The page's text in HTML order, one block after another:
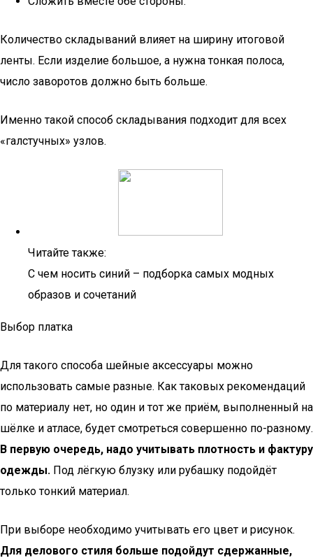
Количество складываний влияет на ширину итоговой
ленты. Если изделие большое, а нужна тонкая полоса,
число заворотов должно быть больше.
Именно такой способ складывания подходит для всех
«галстучных» узлов.
Читайте также:
С чем носить синий – подборка самых модных
образов и сочетаний
Выбор платка
Для такого способа шейные аксессуары можно
использовать самые разные. Как таковых рекомендаций
по материалу нет, но один и тот же приём, выполненный на
шёлке и атласе, будет смотреться совершенно по-разному.
В первую очередь, надо учитывать плотность и фактуру
одежды. Под лёгкую блузку или рубашку подойдёт
только тонкий материал.
При выборе необходимо учитывать его цвет и рисунок.
Для делового стиля больше подойдут сдержанные,